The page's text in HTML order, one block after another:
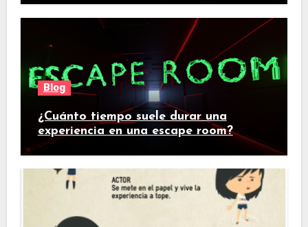
Blog
¿Cuánto tiempo suele durar una
experiencia en una escape room?